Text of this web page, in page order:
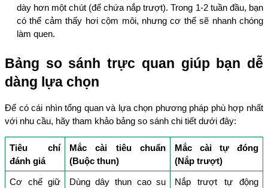
dày hơn một chút (để chứa nắp trượt). Trong 1-2 tuần đầu, bạn
có thể cảm thấy hơi cộm môi, nhưng cơ thể sẽ nhanh chóng
làm quen.
Bảng so sánh trực quan giúp bạn dễ
dàng lựa chọn
Để có cái nhìn tổng quan và lựa chọn phương pháp phù hợp nhất
với nhu cầu, hãy tham khảo bảng so sánh chi tiết dưới đây:
Tiêu chí
đánh giá
Mắc cài tiêu chuẩn
(Buộc thun)
Mắc cài tự đóng
(Nắp trượt)
Cơ chế giữ Dùng dây thun cao su Nắp trượt tự động